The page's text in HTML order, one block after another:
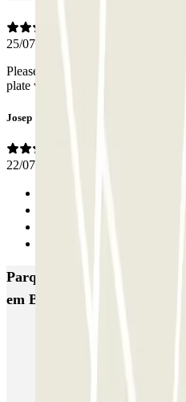
25/07/2026
Please make better the outgoing
plate will be better Thanks & regards
Josep
22/07/2026
Parques de estacionamento
em Barcelona